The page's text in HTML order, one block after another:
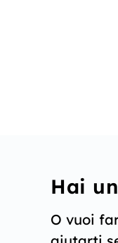
Hai
O vuoi